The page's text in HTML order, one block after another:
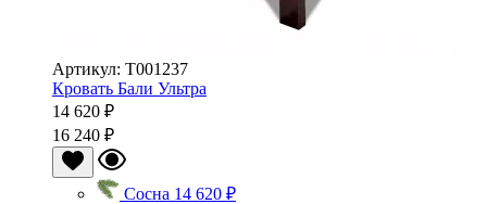
Артикул: Т001237
Кровать Бали Ультра
14 620 ₽
16 240 ₽
Сосна 14 620 ₽